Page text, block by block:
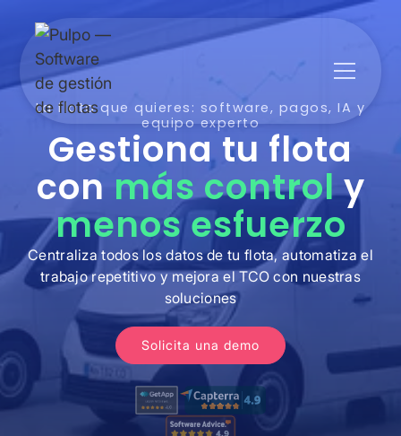
La flota que quieres: software, pagos, IA y
equipo experto
Gestiona tu flota
con más controly
menos esfuerzo
Centraliza todos los datos de tu flota, automatiza el
trabajo repetitivo y mejora el TCO con nuestras
soluciones
Solicita una demo